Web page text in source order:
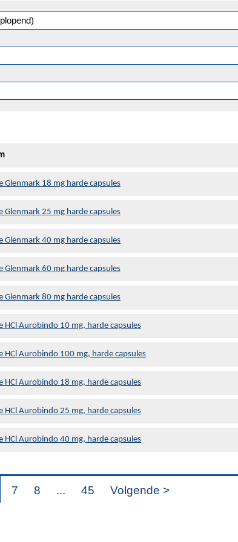
Glenmark 18 mg harde capsules
Glenmark 25 mg harde capsules
Glenmark 40 mg harde capsules
Glenmark 60 mg harde capsules
Glenmark 80 mg harde capsules
HCl Aurobindo 10 mg, harde capsules
HCl Aurobindo 100 mg, harde capsules
HCl Aurobindo 18 mg, harde capsules
HCl Aurobindo 25 mg, harde capsules
HCl Aurobindo 40 mg, harde capsules
7 8 ... 45 Volgende >